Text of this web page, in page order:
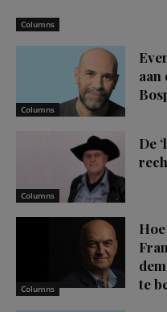
Columns
Columns
aan
Columns
De
Columns
te